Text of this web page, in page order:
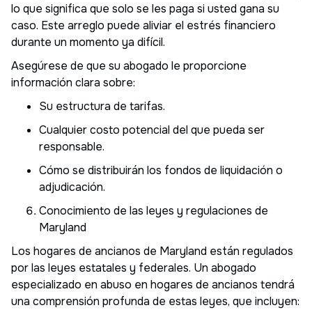
lo que significa que solo se les paga si usted gana su
caso. Este arreglo puede aliviar el estrés financiero
durante un momento ya difícil.
Asegúrese de que su abogado le proporcione
información clara sobre:
Su estructura de tarifas.
Cualquier costo potencial del que pueda ser
responsable.
Cómo se distribuirán los fondos de liquidación o
adjudicación.
Conocimiento de las leyes y regulaciones de
Maryland
Los hogares de ancianos de Maryland están regulados
por las leyes estatales y federales. Un abogado
especializado en abuso en hogares de ancianos tendrá
una comprensión profunda de estas leyes, que incluyen: